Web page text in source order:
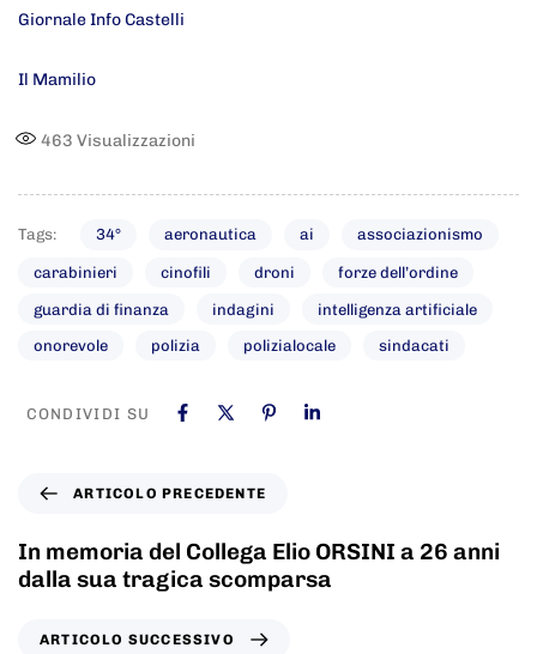
Giornale Info Castelli
Il Mamilio
463 Visualizzazioni
Tags: 34° aeronautica ai associazionismo
carabinieri cinofili droni forze dell’ordine
guardia di finanza indagini intelligenza artificiale
onorevole polizia polizialocale sindacati
CONDIVIDI SU
ARTICOLO PRECEDENTE
In memoria del Collega Elio ORSINI a 26 anni
dalla sua tragica scomparsa
ARTICOLO SUCCESSIVO